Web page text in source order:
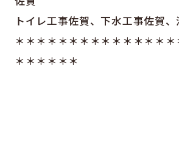
トイレ工事佐賀、下水工事佐賀
＊＊＊＊＊＊＊＊＊＊＊＊＊＊
＊＊＊＊＊＊